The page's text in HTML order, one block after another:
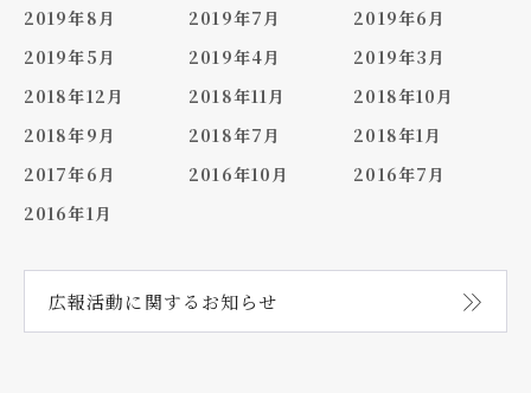
2019年8月
2019年7月
2019年6月
2019年5月
2019年4月
2019年3月
2018年12月
2018年11月
2018年10月
2018年9月
2018年7月
2018年1月
2017年6月
2016年10月
2016年7月
2016年1月
広報活動に関する お知らせ